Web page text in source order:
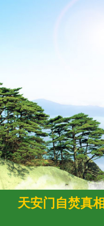
天安门自焚真相